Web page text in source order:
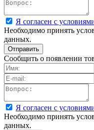
Я согласен с
Необходимо принять
данных.
Сообщить о появлении
Я согласен с
Необходимо принять
данных.